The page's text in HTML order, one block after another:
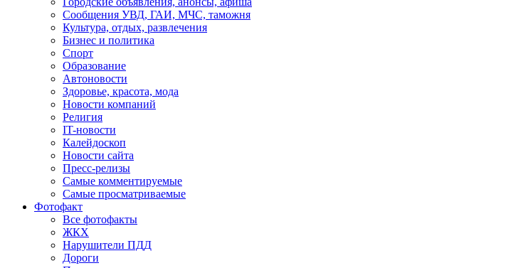
Сообщения УВД, ГАИ, МЧС, таможня
Культура, отдых, развлечения
Бизнес и политика
Спорт
Образование
Автоновости
Здоровье, красота, мода
Новости компаний
Религия
IT-новости
Калейдоскоп
Новости сайта
Пресс-релизы
Самые комментируемые
Самые просматриваемые
Фотофакт
Все фотофакты
ЖКХ
Нарушители ПДД
Дороги